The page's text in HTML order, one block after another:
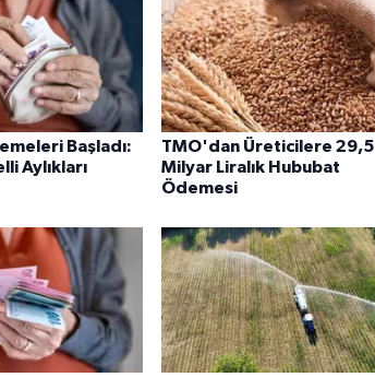
Başladı:
Aylıkları
TMO'dan Üreticilere 29,5
Milyar Liralık Hububat
Ödemesi